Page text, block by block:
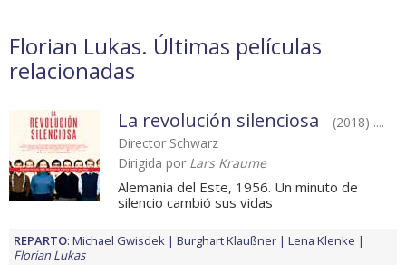
Florian Lukas. Últimas películas
relacionadas
La revolución silenciosa
(2018) ....
Director Schwarz
Dirigida por Lars Kraume
Alemania del Este, 1956. Un minuto de
silencio cambió sus vidas
REPARTO: Michael Gwisdek Burghart Klaußner
Lena Klenke
Florian Lukas